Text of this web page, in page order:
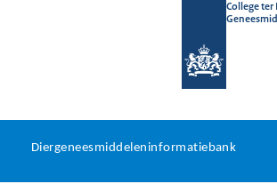
College
U
Diergeneesmiddeleninformatiebank